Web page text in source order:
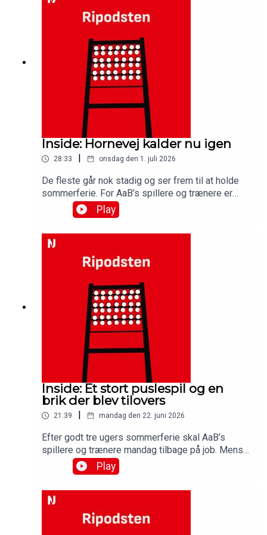
rekordunderskuddet hos Vendsyssel
FF.Medvirkende:Simon Ydesen, journalist,
NordjyskeJens Otto Barsøe, journalist,
NordjyskeSteffen Højer, cheftræner, AaBBenjamin
Tiedemann, anfører AaBMichael Tuxen Boll,
adm.direktør, AaB
Inside: Hornevej kalder nu igen
28:33 | onsdag den 1. juli 2026
De fleste går nok stadig og ser frem til at holde
sommerferie. For AaB’s spillere og trænere er
den forbi. Mandag var de tilbage på
træningsbanen på Hornevej for at starte
forberedelserne til den kommende sæson i
Betinia Ligaen, og der er nok at arbejde med for
cheftræner Steffen Højer, som stadig må se langt
efter de markante forstærkninger til
truppen.Medvirkende:Simon Ydesen, journalist,
NordjyskeJens Otto Barsøe, journalist,
NordjyskeSteffen Højer, cheftræner, AabBjarne
Pudel, AaB
Play
Inside: Et stort puslespil og en
brik der blev tilovers
21:39 | mandag den 22. juni 2026
Efter godt tre ugers sommerferie skal AaB’s
spillere og trænere mandag tilbage på job. Mens
de har holdt en pause fra Hornevej, har sportschef
John Møller brugt meget af sin tid på at få de
første brikker på plads i det puslespil, der skal
gøres færdigt senest i starten af september. Få
en status fra sportschefen i denne udgave af
Ripodsten, hvor du også kommer til at høre fra en
Play